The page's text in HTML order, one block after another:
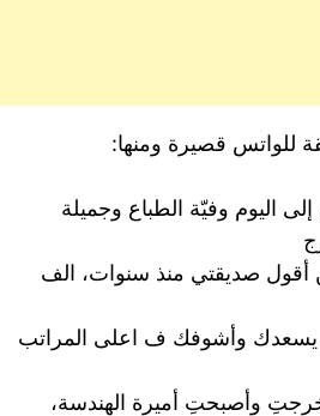
للواتس قصيرة ومنها:
اليوم وفيّة الطباع وجميلة
أقول صديقتي منذ سنوات، الف
يسعدك وأشوفك ف اعلى المراتب
وأصبحتِ أميرة الهندسة،